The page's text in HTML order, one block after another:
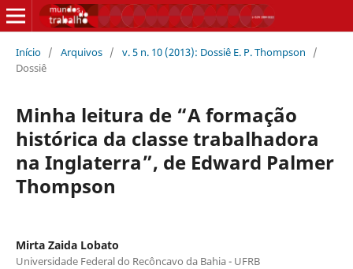
Início / Arquivos / v. 5 n. 10 (2013): Dossiê E. P. Thompson
/
Dossiê
Minha leitura de “A formação
histórica da classe trabalhadora
na Inglaterra”, de Edward Palmer
Thompson
Mirta Zaida Lobato
Universidade Federal do Recôncavo da Bahia - UFRB